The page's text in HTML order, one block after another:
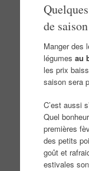
de
Manger des
légumes au
les prix
saison sera
C’est aussi
Quel
premières
des petits
goût et
estivales